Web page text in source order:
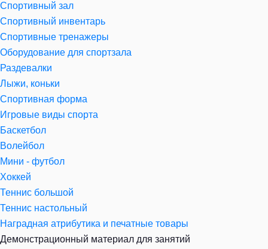
Спортивный зал
Спортивный инвентарь
Спортивные тренажеры
Оборудование для спортзала
Раздевалки
Лыжи, коньки
Спортивная форма
Игровые виды спорта
Баскетбол
Волейбол
Мини - футбол
Хоккей
Теннис большой
Теннис настольный
Наградная атрибутика и печатные товары
Демонстрационный материал для занятий